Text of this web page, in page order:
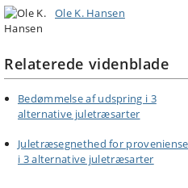
Ole K. Hansen
Relaterede videnblade
Bedømmelse af udspring i 3
alternative juletræsarter
Juletræsegnethed for
i 3 alternative juletræsarter